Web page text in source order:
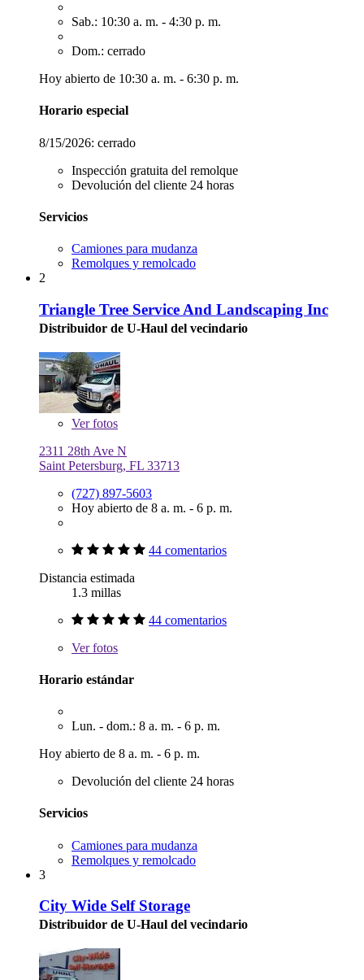
Sab.: 10:30 a. m. - 4:30 p. m.
Dom.: cerrado
Hoy abierto de 10:30 a. m. - 6:30 p. m.
Horario especial
8/15/2026: cerrado
Inspección gratuita del remolque
Devolución del cliente 24 horas
Servicios
Camiones para mudanza
Remolques y remolcado
2
Triangle Tree Service And Landscaping Inc
Distribuidor de U-Haul del vecindario
Verfotos
2311 28th Ave N
Saint Petersburg, FL 33713
(727) 897-5603
Hoy abierto de 8 a. m. - 6 p. m.
44 comentarios
Distancia estimada
1.3 millas
44 comentarios
Verfotos
Horario estándar
Lun. - dom.: 8 a. m. - 6 p. m.
Hoy abierto de 8 a. m. - 6 p. m.
Devolución del cliente 24 horas
Servicios
Camiones para mudanza
Remolques y remolcado
3
City Wide Self Storage
Distribuidor de U-Haul del vecindario